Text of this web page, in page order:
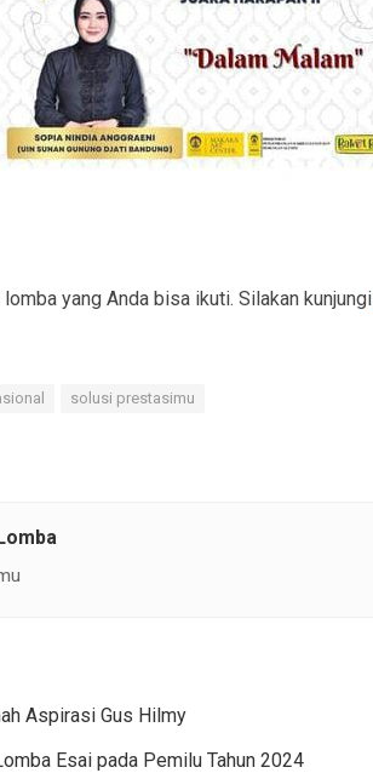
yang Anda bisa ikuti. Silakan kunjungi
solusi prestasimu
Aspirasi Gus Hilmy
Esai pada Pemilu Tahun 2024